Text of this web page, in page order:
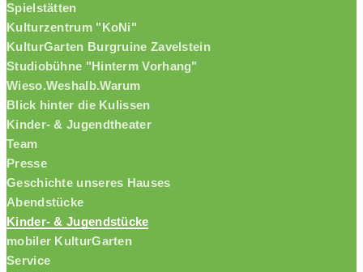
Spielstätten
Kulturzentrum "KoNi"
KulturGarten Burgruine Zavelstein
Studiobühne "Hinterm Vorhang"
Wieso.Weshalb.Warum
Blick hinter die Kulissen
Kinder- & Jugendtheater
Team
Presse
Geschichte unseres Hauses
Abendstücke
Kinder- & Jugendstücke
mobiler KulturGarten
Service